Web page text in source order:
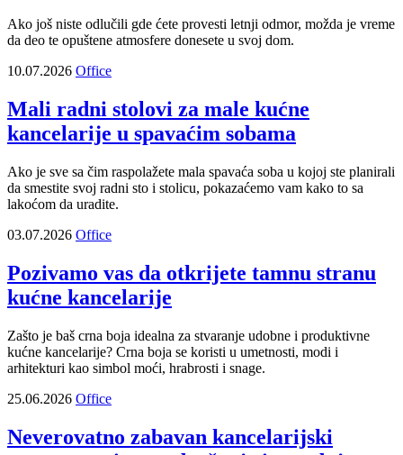
Ako još niste odlučili gde ćete provesti letnji odmor, možda je vreme
da deo te opuštene atmosfere donesete u svoj dom.
10.07.2026 Office
Mali radni stolovi za male kućne
kancelarije u spavaćim sobama
Ako je sve sa čim raspolažete mala spavaća soba u kojoj ste planirali
da smestite svoj radni sto i stolicu, pokazaćemo vam kako to sa
lakoćom da uradite.
03.07.2026 Office
Pozivamo vas da otkrijete tamnu stranu
kućne kancelarije
Zašto je baš crna boja idealna za stvaranje udobne i produktivne
kućne kancelarije? Crna boja se koristi u umetnosti, modi i
arhitekturi kao simbol moći, hrabrosti i snage.
25.06.2026 Office
Neverovatno zabavan kancelarijski